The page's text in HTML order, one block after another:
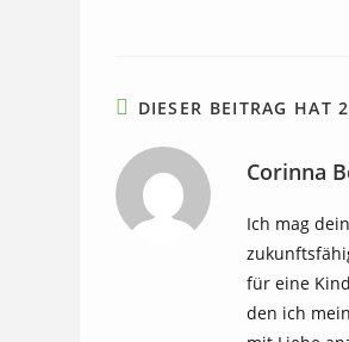
DIESER BEITRAG HAT
Corinna
Ich mag
für eine
den ich